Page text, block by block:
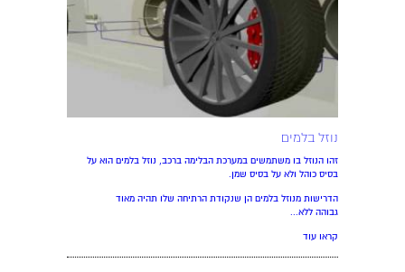
נוזל בלמים
זהו הנוזל בו משתמשים במערכת הבלימה ברכב, נוזל בלמים הוא על
בסיס כוהל ולא על בסיס שמן.
הדרישות מנוזל בלמים הן שנקודת הרתיחה שלו תהיה מאוד
גבוהה ללא...
קראו עוד